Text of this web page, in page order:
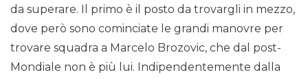
da superare. Il primo è il posto da trovargli in mezzo,
dove però sono cominciate le grandi manovre per
trovare squadra a Marcelo Brozovic, che dal post-
Mondiale non è più lui. Indipendentemente dalla